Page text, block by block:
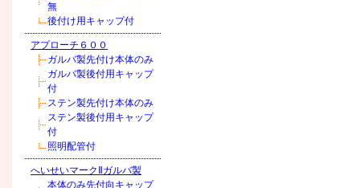
無
後付け用キャップ付
アプローチ６００
ガルバ製先付け本体のみ
ガルバ製後付用キャップ
付
ステン製先付け本体のみ
ステン製後付用キャップ
付
照明配管付
へいせいマークⅡガルバ製
本体のみ先付向キャップ